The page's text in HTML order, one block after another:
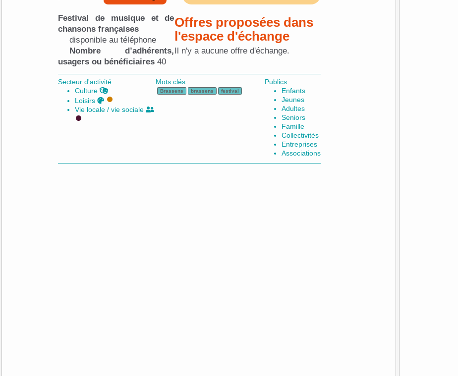
Festival de musique et de
chansons françaises
disponible au téléphone
Nombre d’adhérents,
usagers ou bénéficiaires 40
Offres proposées dans
l'espace d'échange
Il n'y a aucune offre d'échange.
Secteur d'activité
Culture
Loisirs
Vie locale / vie sociale
Mots clés
Brassens brassens festival
Publics
Enfants
Jeunes
Adultes
Seniors
Famille
Collectivités
Entreprises
Associations